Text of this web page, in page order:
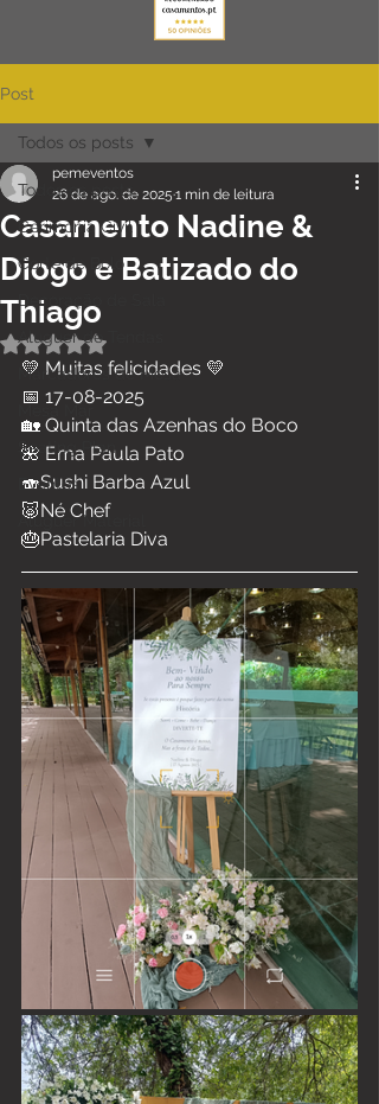
Post
Todos os posts
Cerimónia Civil
Corte de Bolo
Decoração de Sala
Aluguer de Tendas
Marcadores de Mesa
Mesa Mar
Seating Plan
Eventos
Aluguer Material
Todos os posts
Casamento Nadine &
Diogo e Batizado do
Thiago
pemeventos
26 de ago. de 2025 1 min de leitura
Avaliado com NaN de 5 estrelas.
💛 Muitas felicidades 💛
📅 17-08-2025
🏡 Quinta das Azenhas do Boco
🌺 Ema Paula Pato
🍣Sushi Barba Azul
🐷Né Chef
🎂Pastelaria Diva